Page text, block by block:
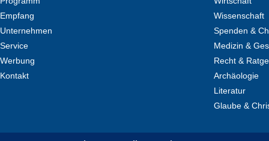
Empfang
Unternehmen
Service
Werbung
Kontakt
Wissenschaft
Spenden &
Medizin &
Recht &
Archäologie
Literatur
Glaube &